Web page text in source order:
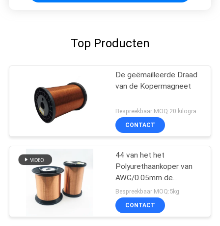
Top Producten
De geëmailleerde Draad
van de Kopermagneet
Bespreekbaar MOQ:20 kilogram/Kilogram
CONTACT
44 van het het
Polyurethaankoper van
AWG/0.05mm de
Magneetdraad
Bespreekbaar MOQ:5kg
CONTACT